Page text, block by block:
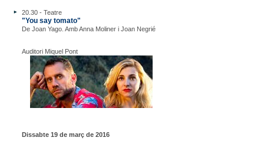
20.30 - Teatre
"You say tomato"
De Joan Yago. Amb Anna Moliner i Joan Negrié
Auditori Miquel Pont
Dissabte 19 de març de 2016